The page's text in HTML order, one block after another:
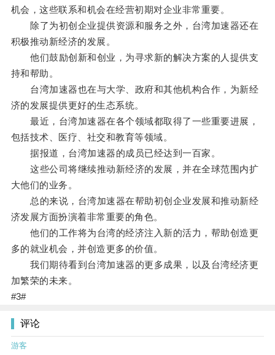
机会，这些联系和机会在经营初期对企业非常重要。
除了为初创企业提供资源和服务之外，台湾加速器还在
积极推动新经济的发展。
他们鼓励创新和创业，为寻求新的解决方案的人提供支
持和帮助。
台湾加速器也在与大学、政府和其他机构合作，为新经
济的发展提供更好的生态系统。
最近，台湾加速器在各个领域都取得了一些重要进展，
包括技术、医疗、社交和教育等领域。
据报道，台湾加速器的成员已经达到一百家。
这些公司将继续推动新经济的发展，并在全球范围内扩
大他们的业务。
总的来说，台湾加速器在帮助初创企业发展和推动新经
济发展方面扮演着非常重要的角色。
他们的工作将为台湾的经济注入新的活力，帮助创造更
多的就业机会，并创造更多的价值。
我们期待看到台湾加速器的更多成果，以及台湾经济更
加繁荣的未来。
#3#
评论
游客